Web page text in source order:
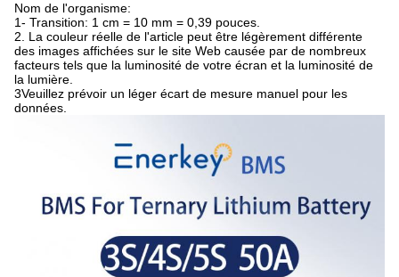
Nom de l'organisme:
1- Transition: 1 cm = 10 mm = 0,39 pouces.
2. La couleur réelle de l'article peut être légèrement différente
des images affichées sur le site Web causée par de nombreux
facteurs tels que la luminosité de votre écran et la luminosité de
la lumière.
3Veuillez prévoir un léger écart de mesure manuel pour les
données.